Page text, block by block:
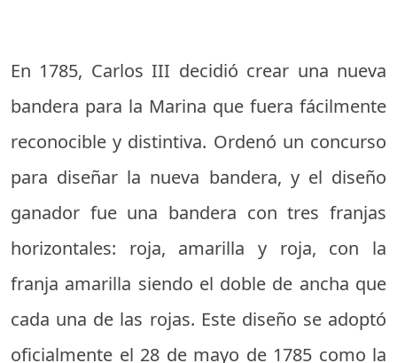
En 1785, Carlos III decidió crear una nueva
bandera para la Marina que fuera fácilmente
reconocible y distintiva. Ordenó un concurso
para diseñar la nueva bandera, y el diseño
ganador fue una bandera con tres franjas
horizontales: roja, amarilla y roja, con la
franja amarilla siendo el doble de ancha que
cada una de las rojas. Este diseño se adoptó
oficialmente el 28 de mayo de 1785 como la